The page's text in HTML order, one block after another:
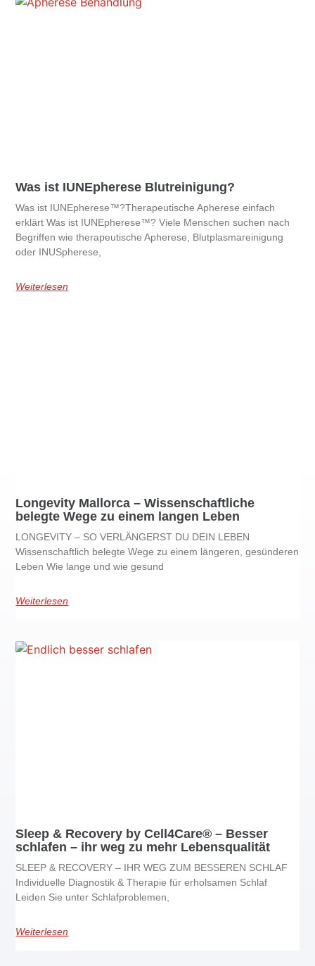
Was ist IUNEpherese Blutreinigung?
Was ist IUNEpherese™?Therapeutische Apherese einfach
erklärt Was ist IUNEpherese™? Viele Menschen suchen nach
Begriffen wie therapeutische Apherese, Blutplasmareinigung
oder INUSpherese,
Weiterlesen
Longevity Mallorca – Wissenschaftliche
belegte Wege zu einem langen Leben
LONGEVITY – SO VERLÄNGERST DU DEIN LEBEN
Wissenschaftlich belegte Wege zu einem längeren, gesünderen
Leben Wie lange und wie gesund
Weiterlesen
Sleep & Recovery by Cell4Care® – Besser
schlafen – ihr weg zu mehr Lebensqualität
SLEEP & RECOVERY – IHR WEG ZUM BESSEREN SCHLAF
Individuelle Diagnostik & Therapie für erholsamen Schlaf
Leiden Sie unter Schlafproblemen,
Weiterlesen